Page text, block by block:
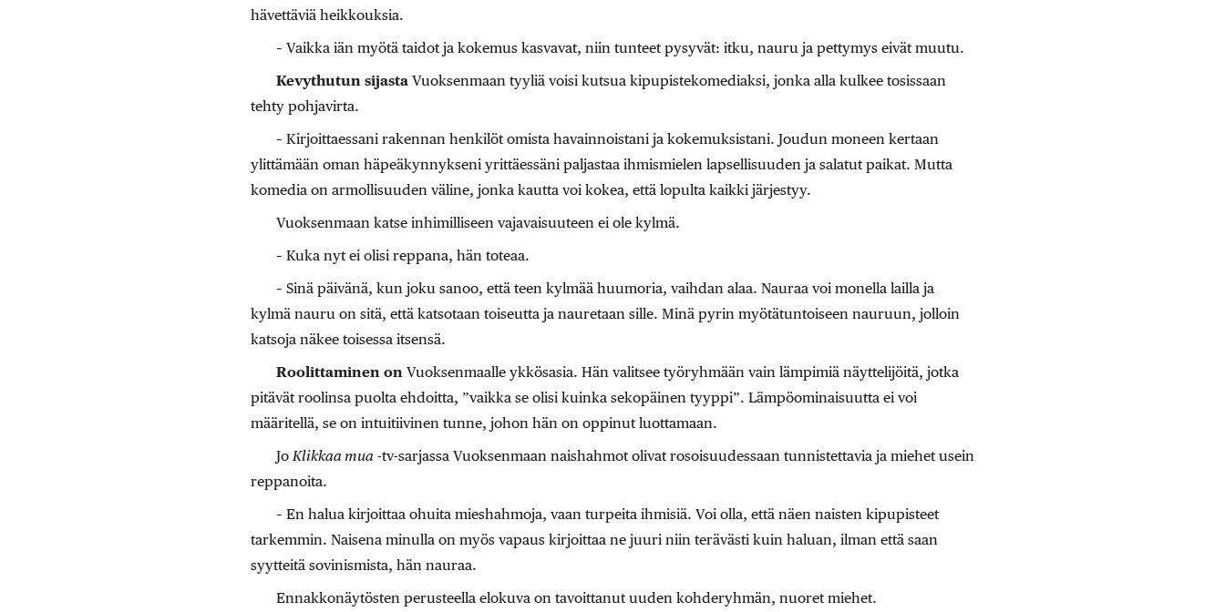
hävettäviä heikkouksia.
– Vaikka iän myötä taidot ja kokemus kasvavat, niin tunteet pysyvät: itku, nauru ja pettymys eivät muutu.
Kevythutun sijastaVuoksenmaan tyyliä voisi kutsua kipupistekomediaksi, jonka alla kulkee tosissaan
tehty pohjavirta.
– Kirjoittaessani rakennan henkilöt omista havainnoistani ja kokemuksistani. Joudun moneen kertaan
ylittämään oman häpeäkynnykseni yrittäessäni paljastaa ihmismielen lapsellisuuden ja salatut paikat. Mutta
komedia on armollisuuden väline, jonka kautta voi kokea, että lopulta kaikki järjestyy.
Vuoksenmaan katse inhimilliseen vajavaisuuteen ei ole kylmä.
– Kuka nyt ei olisi reppana, hän toteaa.
– Sinä päivänä, kun joku sanoo, että teen kylmää huumoria, vaihdan alaa. Nauraa voi monella lailla ja
kylmä nauru on sitä, että katsotaan toiseutta ja nauretaan sille. Minä pyrin myötätuntoiseen nauruun, jolloin
katsoja näkee toisessa itsensä.
Roolittaminen onVuoksenmaalle ykkösasia. Hän valitsee työryhmään vain lämpimiä näyttelijöitä, jotka
pitävät roolinsa puolta ehdoitta, ”vaikka se olisi kuinka sekopäinen tyyppi”. Lämpöominaisuutta ei voi
määritellä, se on intuitiivinen tunne, johon hän on oppinut luottamaan.
Jo Klikkaa mua -tv-sarjassa Vuoksenmaan naishahmot olivat rosoisuudessaan tunnistettavia ja miehet usein
reppanoita.
– En halua kirjoittaa ohuita mieshahmoja, vaan turpeita ihmisiä. Voi olla, että näen naisten kipupisteet
tarkemmin. Naisena minulla on myös vapaus kirjoittaa ne juuri niin terävästi kuin haluan, ilman että saan
syytteitä sovinismista, hän nauraa.
Ennakkonäytösten perusteella elokuva on tavoittanut uuden kohderyhmän, nuoret miehet.